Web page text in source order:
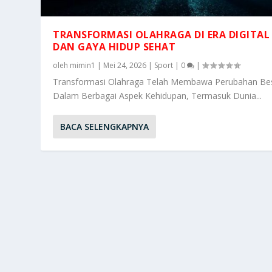
TRANSFORMASI OLAHRAGA DI ERA DIGITAL
DAN GAYA HIDUP SEHAT
oleh mimin1 | Mei 24, 2026 | Sport | 0 |
Transformasi Olahraga Telah Membawa Perubahan
Dalam Berbagai Aspek Kehidupan, Termasuk Dunia...
BACA SELENGKAPNYA